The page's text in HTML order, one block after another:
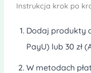
Instrukcja krok po
Dodaj produkty
PayU) lub 30 zł
W metodach